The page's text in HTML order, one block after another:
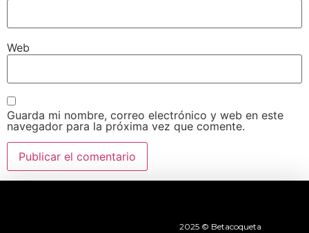
Web
Guarda mi nombre, correo electrónico y web en este
navegador para la próxima vez que comente.
2025 © Betacoqueta